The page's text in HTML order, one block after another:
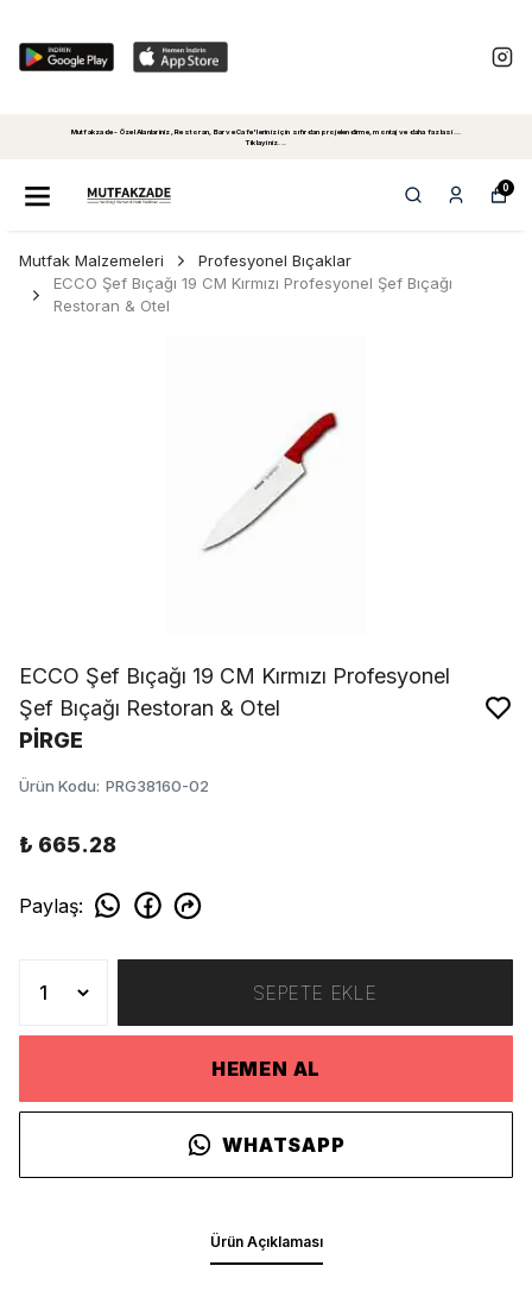
Mutfakzade - Özel Alanlariniz, Restoran, Bar ve Cafe'leriniz için sıfırdan projelendirme, montaj ve daha fazlasi...
Tiklayiniz...
0
Mutfak Malzemeleri
Profesyonel Bıçaklar
ECCO Şef Bıçağı 19 CM Kırmızı Profesyonel Şef Bıçağı
Restoran & Otel
ECCO Şef Bıçağı 19 CM Kırmızı Profesyonel
Şef Bıçağı Restoran & Otel
PİRGE
Ürün Kodu: PRG38160-02
₺ 665.28
Paylaş:
SEPETE EKLE
HEMEN AL
WHATSAPP
Ürün Açıklaması